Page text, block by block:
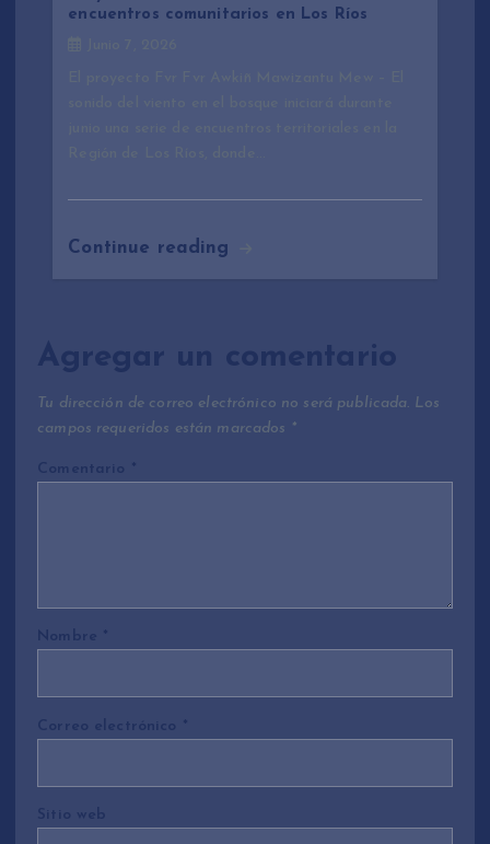
encuentros comunitarios en Los Ríos
Continue reading
Agregar un comentario
Tu dirección de correo electrónico no será publicada. Los
campos requeridos están marcados *
Comentario *
Nombre *
Correo electrónico *
Sitio web